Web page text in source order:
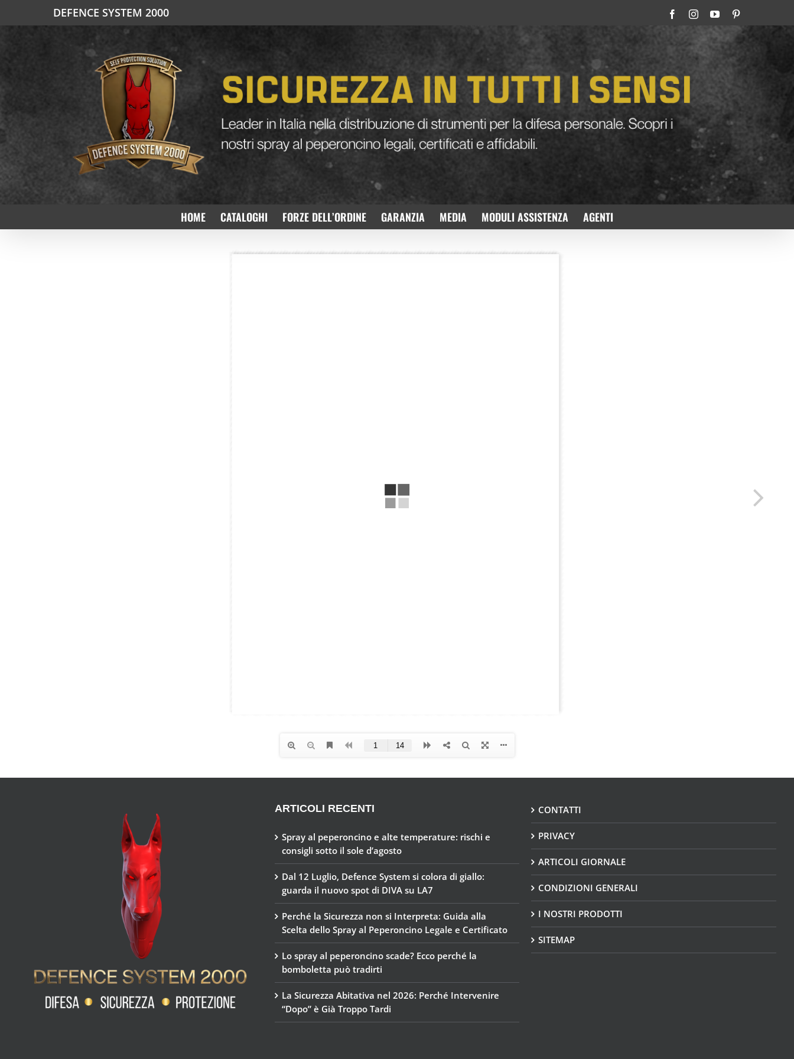
DEFENCE SYSTEM 2000 FacebookInstagramYouTube
HOME CATALOGHI FORZE DELL’ORDINE GARANZIA MEDIA MODULI ASSISTENZA AGENTI
ARTICOLI RECENTI
Spray al peperoncino e alte temperature: rischi e
consigli sotto il sole d’agosto
Dal 12 Luglio, Defence System si colora di giallo:
guarda il nuovo spot di DIVA su LA7
Perché la Sicurezza non si Interpreta: Guida alla
Scelta dello Spray al Peperoncino Legale e Certificato
Lo spray al peperoncino scade? Ecco perché la
bomboletta può tradirti
La Sicurezza Abitativa nel 2026: Perché Intervenire
“Dopo” è Già Troppo Tardi
CONTATTI
PRIVACY
ARTICOLI GIORNALE
CONDIZIONI GENERALI
I NOSTRI PRODOTTI
SITEMAP